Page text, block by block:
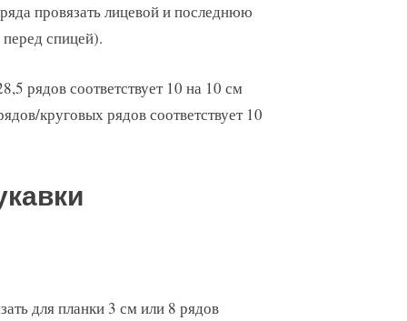
провязать лицевой и последнюю
спицей).
рядов соответствует 10 на 10 см
круговых рядов соответствует 10
для планки 3 см или 8 рядов